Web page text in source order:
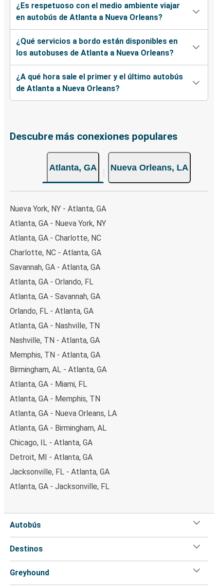
¿Es respetuoso con el medio ambiente viajar
en autobús de Atlanta a Nueva Orleans?
¿Qué servicios a bordo están disponibles en
los autobuses de Atlanta a Nueva Orleans?
¿A qué hora sale el primer y el último autobús
de Atlanta a Nueva Orleans?
Descubre más conexiones populares
Atlanta, GA Nueva Orleans, LA
Nueva York, NY - Atlanta, GA
Atlanta, GA - Nueva York, NY
Atlanta, GA - Charlotte, NC
Charlotte, NC - Atlanta, GA
Savannah, GA - Atlanta, GA
Atlanta, GA - Orlando, FL
Atlanta, GA - Savannah, GA
Orlando, FL - Atlanta, GA
Atlanta, GA - Nashville, TN
Nashville, TN - Atlanta, GA
Memphis, TN - Atlanta, GA
Birmingham, AL - Atlanta, GA
Atlanta, GA - Miami, FL
Atlanta, GA - Memphis, TN
Atlanta, GA - Nueva Orleans, LA
Atlanta, GA - Birmingham, AL
Chicago, IL - Atlanta, GA
Detroit, MI - Atlanta, GA
Jacksonville, FL - Atlanta, GA
Atlanta, GA - Jacksonville, FL
Autobús
Destinos
Greyhound